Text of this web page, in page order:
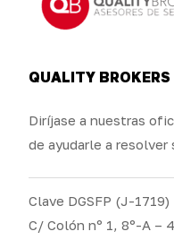
QUALITY BROKERS
Diríjase a nuestras
de ayudarle a resolver
Clave DGSFP (J-1719)
C/ Colón nº 1, 8º-A –